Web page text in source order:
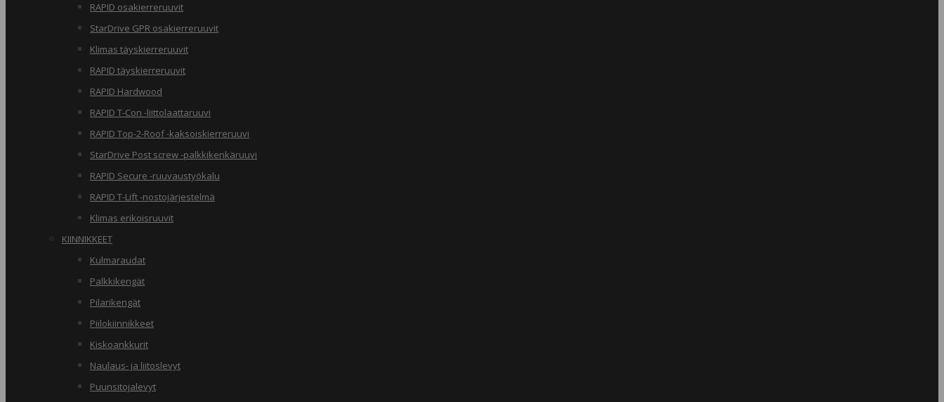
RAPID osakierreruuvit
StarDrive GPR osakierreruuvit
Klimas täyskierreruuvit
RAPID täyskierreruuvit
RAPID Hardwood
RAPID T-Con -liittolaattaruuvi
RAPID Top-2-Roof -kaksoiskierreruuvi
StarDrive Post screw -palkkikenkäruuvi
RAPID Secure -ruuvaustyökalu
RAPID T-Lift -nostojärjestelmä
Klimas erikoisruuvit
KIINNIKKEET
Kulmaraudat
Palkkikengät
Pilarikengät
Piilokiinnikkeet
Kiskoankkurit
Naulaus- ja liitoslevyt
Puunsitojalevyt